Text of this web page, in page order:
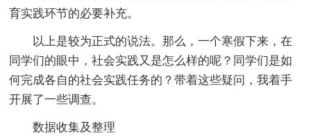
育实践环节的必要补充。
以上是较为正式的说法。那么，一个寒假下来，在
同学们的眼中，社会实践又是怎么样的呢？同学们是如
何完成各自的社会实践任务的？带着这些疑问，我着手
开展了一些调查。
数据收集及整理